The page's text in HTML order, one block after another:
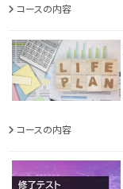
コースの内容
コースの内容